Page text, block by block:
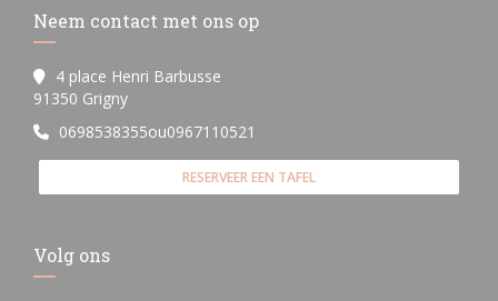
Neem contact met ons op
4 place Henri Barbusse
91350 Grigny((opent in een nieuw venster))
0698538355ou0967110521
RESERVEER EEN TAFEL
Volg ons